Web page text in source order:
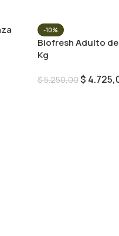
-10%
Biofresh Adulto de
Kg
$5.250,00$